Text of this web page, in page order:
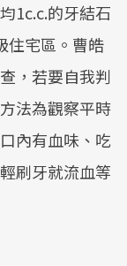
1c.c.的牙結石
住宅區。曹皓
，若要自我判
法為觀察平時
內有血味、吃
刷牙就流血等